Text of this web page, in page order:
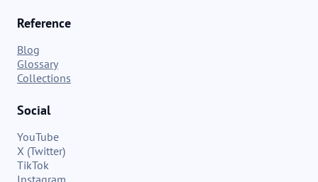
Reference
Blog
Glossary
Collections
Social
YouTube
X (Twitter)
TikTok